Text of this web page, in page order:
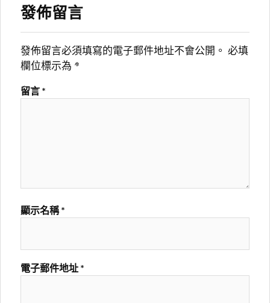
發佈留言
發佈留言必須填寫的電子郵件地址不會公開。 必填
欄位標示為 *
留言 *
顯示名稱*
電子郵件地址 *